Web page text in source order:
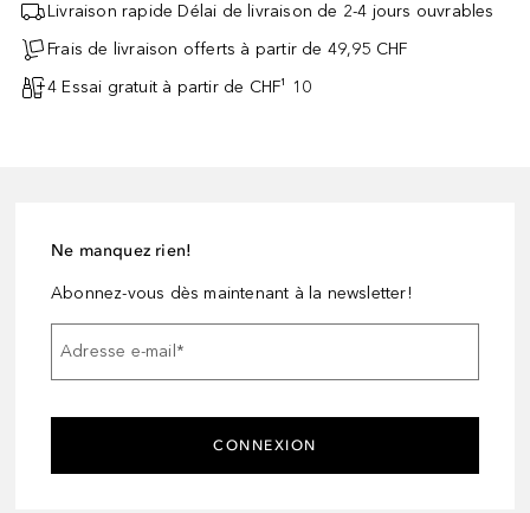
Livraison rapide Délai de livraison de 2-4 jours ouvrables
Frais de livraison offerts à partir de 49,95 CHF
4 Essai gratuit à partir de CHF¹ 10
Ne manquez rien!
Abonnez-vous dès maintenant à la newsletter!
Adresse e-mail*
CONNEXION